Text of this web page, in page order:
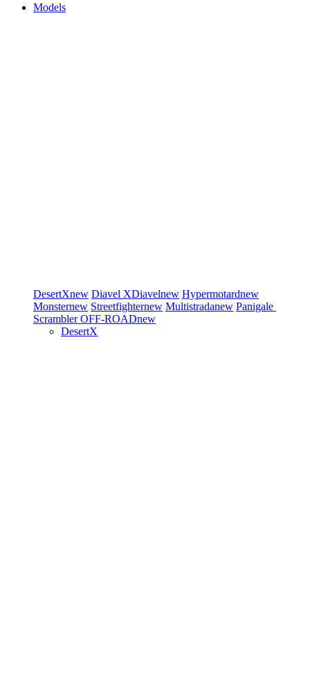
Models
DesertXnew Diavel XDiavelnew Hypermotardnew
Monsternew Streetfighternew Multistradanew Panigale
ScramblerOFF-ROADnew
DesertX